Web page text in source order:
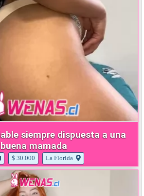
buena mamada
$ 30.000 La Florida